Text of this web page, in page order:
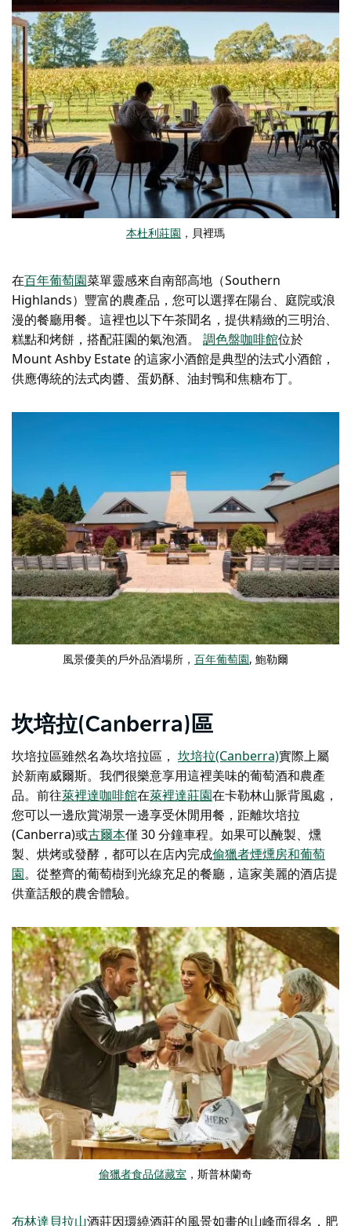
本杜利莊園 ，貝裡瑪
在百年葡萄園菜單靈感來自南部高地（Southern
Highlands）豐富的農產品，您可以選擇在陽台、庭院或浪
漫的餐廳用餐。這裡也以下午茶聞名，提供精緻的三明治、
糕點和烤餅，搭配莊園的氣泡酒。
調色盤咖啡館位於
Mount Ashby Estate 的這家小酒館是典型的法式小酒館，
供應傳統的法式肉醬、蛋奶酥、油封鴨和焦糖布丁。
風景優美的戶外品酒場所， 百年葡萄園, 鮑勒爾
坎培拉(Canberra)區
坎培拉區雖然名為坎培拉區， 坎培拉(Canberra)實際上屬
於新南威爾斯。我們很樂意享用這裡美味的葡萄酒和農產
品。前往萊裡達咖啡館在萊裡達莊園在卡勒林山脈背風處，
您可以一邊欣賞湖景一邊享受休閒用餐，距離坎培拉
(Canberra)或古爾本僅 30 分鐘車程。如果可以醃製、燻
製、烘烤或發酵，都可以在店內完成偷獵者煙燻房和葡萄
園。從整齊的葡萄樹到光線充足的餐廳，這家美麗的酒店提
供童話般的農舍體驗。
偷獵者食品儲藏室 ，斯普林蘭奇
布林達貝拉山酒莊因環繞酒莊的風景如畫的山峰而得名，肥